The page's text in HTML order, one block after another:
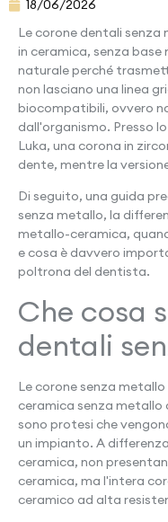
18/06/2026
Le corone dentali
in ceramica, senza
naturale perché
non lasciano una linea
biocompatibili, ovvero
dall'organismo. Presso
Luka, una corona in
dente, mentre la
Di seguito, una guida
senza metallo, la
metallo-ceramica,
e cosa è davvero
poltrona del dentista.
Che cosa
dentali
Le corone senza
ceramica senza metallo
sono protesi che
un impianto. A
ceramica, non
ceramica, ma l'intera
ceramico ad alta